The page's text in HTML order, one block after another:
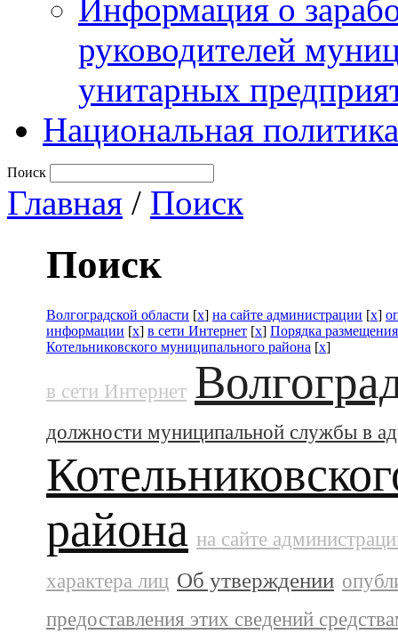
Информация о
руководителей
унитарных
Национальная политика
Поиск
Главная / Поиск
Поиск
Волгоградской области [x] на сайте администрации [x]
информации [x] в сети Интернет [x] Порядка
Котельниковского муниципального района [x]
в сети Интернет
должности муниципальной службы в
района на сайте
характера лиц Об утверждении
предоставления этих сведений